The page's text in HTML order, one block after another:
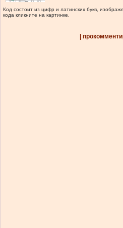
Код состоит из цифр и латинских букв,
кода кликните на картинке.
|